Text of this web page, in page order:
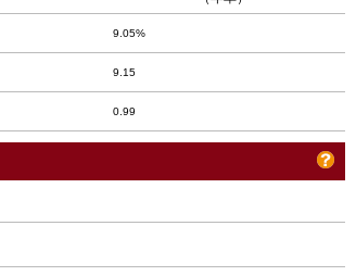
9.05%
9.15
0.99